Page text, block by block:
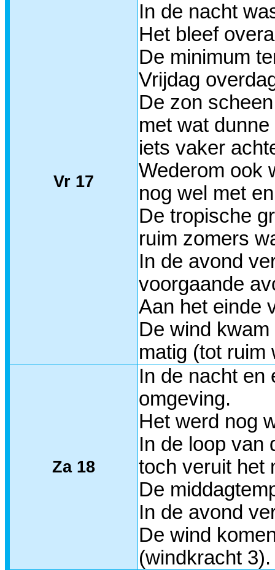
Vr 17
In de nacht
Het bleef
De minimum
Vrijdag
De zon
met wat
iets vaker
Wederom ook
nog wel met
De tropische
ruim zomers
In de avond
voorgaande
Aan het einde
De wind
matig (tot ruim
Za 18
In de nacht en
omgeving.
Het werd nog
In de loop van
toch veruit het
De
In de avond
De wind
(windkracht 3).